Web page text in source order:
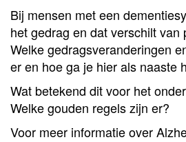
Bij mensen met een
het gedrag en dat verschilt van
Welke gedragsveranderingen
er en hoe ga je hier als naaste
Wat betekend dit voor het
Welke gouden regels zijn er?
Voor meer informatie over